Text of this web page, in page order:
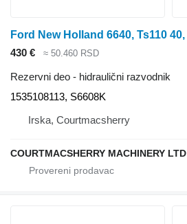
430 € ≈ 50.460 RSD
Rezervni deo - hidraulični razvodnik
1535108113, S6608K
Irska, Courtmacsherry
COURTMACSHERRY MACHINERY LTD